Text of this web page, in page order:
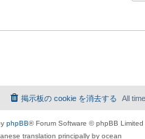
All
掲示板の cookie を消去する
phpBB® Forum Software © phpBB Limited
translation principally by ocean